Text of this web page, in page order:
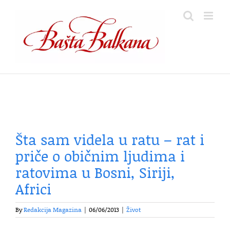
content
Šta sam videla u ratu – rat i
priče o običnim ljudima i
ratovima u Bosni, Siriji,
Africi
ByRedakcija Magazina 06/06/2013 Život